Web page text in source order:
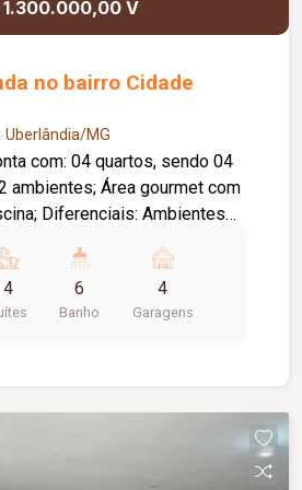
1.300.000,00 V
no bairro Cidade
MG
ambientes; Área gourmet com
4 6
Banho
4
Garagens